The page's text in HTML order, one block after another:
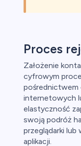
Proces
Założenie
cyfrowym
internetowych
elastyczność
swoją podróż
przeglądarki
aplikacji.